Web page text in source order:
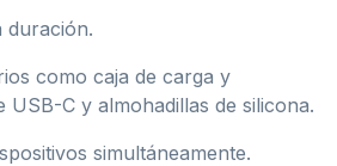
duración.
como caja de carga y
USB-C y almohadillas de silicona.
simultáneamente.